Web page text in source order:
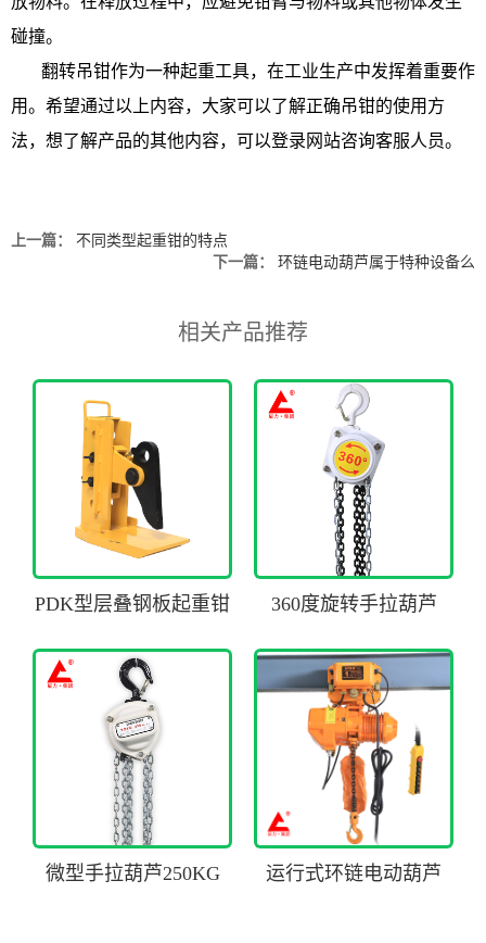
碰撞。
翻转吊钳作为一种起重工具，在工业生产中发挥着重要作
用。希望通过以上内容，大家可以了解正确吊钳的使用方
法，想了解产品的其他内容，可以登录网站咨询客服人员。
上一篇：
不同类型起重钳的特点
下一篇：
环链电动葫芦属于特种设备么
相关产品推荐
PDK型层叠钢板起重钳 360度旋转手拉葫芦
微型手拉葫芦250KG 运行式环链电动葫芦